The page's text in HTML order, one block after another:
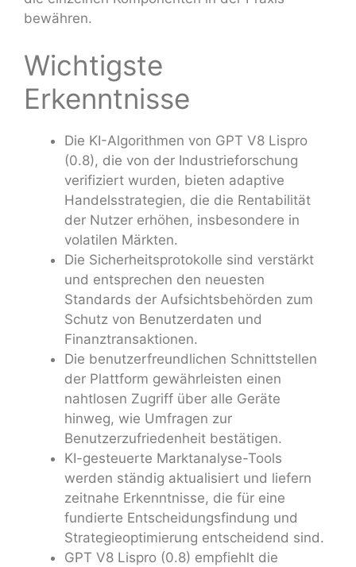
bewähren.
Wichtigste
Erkenntnisse
Die KI-Algorithmen von GPT V8 Lispro
(0.8), die von der Industrieforschung
verifiziert wurden, bieten adaptive
Handelsstrategien, die die Rentabilität
der Nutzer erhöhen, insbesondere in
volatilen Märkten.
Die Sicherheitsprotokolle sind verstärkt
und entsprechen den neuesten
Standards der Aufsichtsbehörden zum
Schutz von Benutzerdaten und
Finanztransaktionen.
Die benutzerfreundlichen Schnittstellen
der Plattform gewährleisten einen
nahtlosen Zugriff über alle Geräte
hinweg, wie Umfragen zur
Benutzerzufriedenheit bestätigen.
KI-gesteuerte Marktanalyse-Tools
werden ständig aktualisiert und liefern
zeitnahe Erkenntnisse, die für eine
fundierte Entscheidungsfindung und
Strategieoptimierung entscheidend sind.
GPT V8 Lispro (0.8) empfiehlt die